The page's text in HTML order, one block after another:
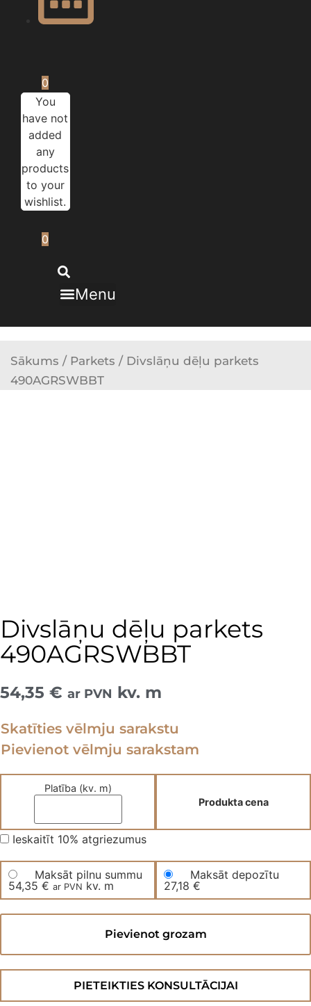
0
You
have not
added
any
products
to your
wishlist.
0
Menu
Sākums / Parkets / Divslāņu dēļu parkets
490AGRSWBBT
Divslāņu dēļu parkets
490AGRSWBBT
54,35 € ar PVN kv. m
Skatīties vēlmju sarakstu
Pievienot vēlmju sarakstam
Platība (kv. m)
Produkta cena
Ieskaitīt 10% atgriezumus
Maksāt pilnu summu
54,35 € ar PVN kv. m
Maksāt depozītu
27,18 €
Divslāņu
490AGRSWBBT
Pievienot grozam
PIETEIKTIES KONSULTĀCIJAI